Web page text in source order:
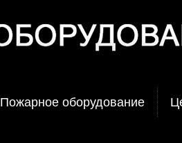
Пожарное оборудование